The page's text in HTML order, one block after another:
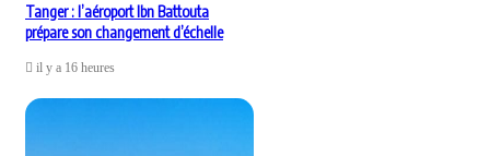
Tanger : l’aéroport Ibn Battouta
prépare son changement d’échelle
il y a 16 heures